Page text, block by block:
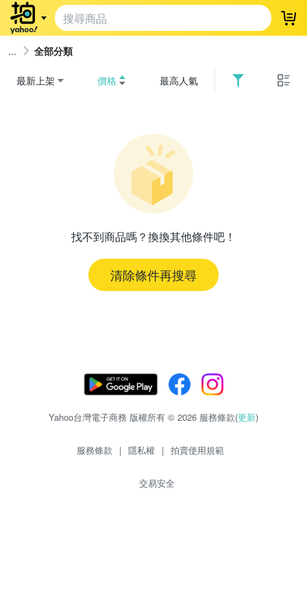
登
全部分類
最新上架 價格 最高人氣
找不到商品嗎？換換其他條件吧！
清除條件再搜尋
Yahoo台灣電子商務 版權所有 © 2026 服務條款(更新)
服務條款 | 隱私權 | 拍賣使用規範
交易安全